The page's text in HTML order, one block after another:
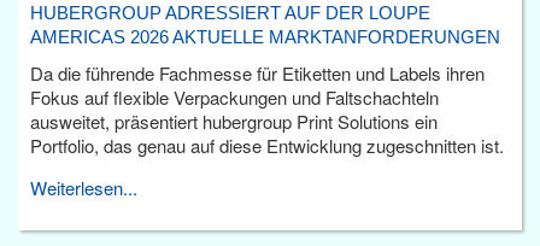
HUBERGROUP ADRESSIERT AUF DER LOUPE
AMERICAS 2026 AKTUELLE MARKTANFORDERUNGEN
Da die führende Fachmesse für Etiketten und Labels ihren
Fokus auf flexible Verpackungen und Faltschachteln
ausweitet, präsentiert hubergroup Print Solutions ein
Portfolio, das genau auf diese Entwicklung zugeschnitten ist.
Weiterlesen...